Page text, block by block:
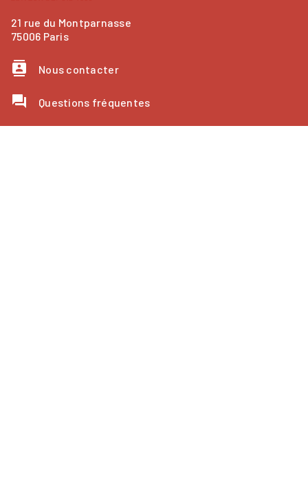
21 rue du Montparnasse
75006 Paris
contacts Nous contacter
question_answer Questions fréquentes